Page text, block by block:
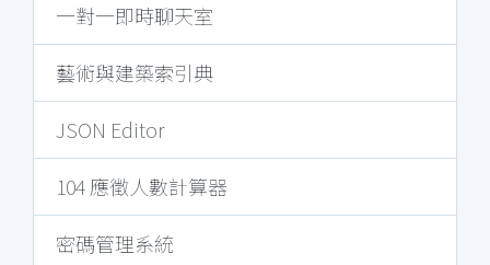
一對一即時聊天室
藝術與建築索引典
JSON Editor
104 應徵人數計算器
密碼管理系統